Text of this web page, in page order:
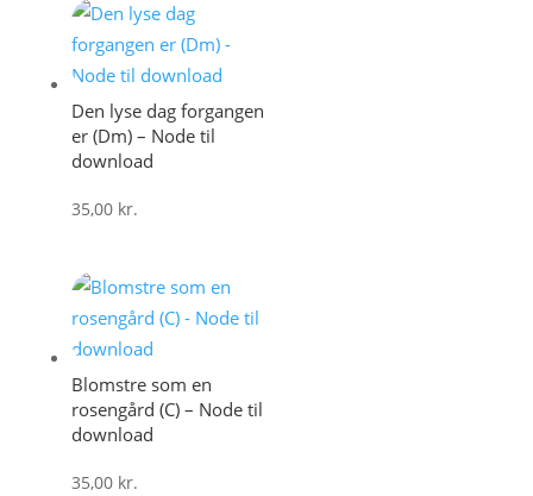
Den lyse dag forgangen
er (Dm) – Node til
download
35,00 kr.
Blomstre som en
rosengård (C) – Node til
download
35,00 kr.